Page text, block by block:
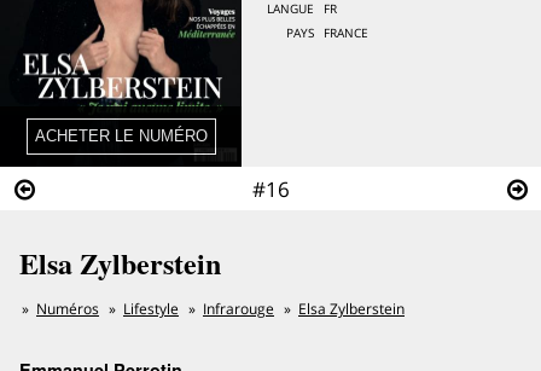
#16
LANGUE
FR
PAYS
FRANCE
Elsa Zylberstein
Numéros Lifestyle Infrarouge Elsa Zylberstein